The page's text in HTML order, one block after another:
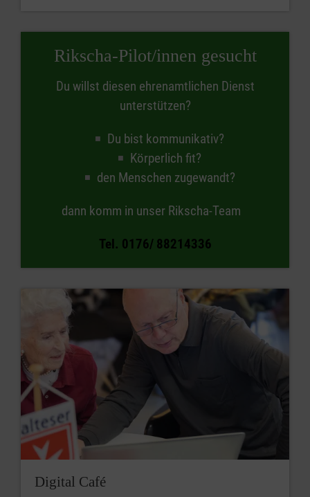
Rikscha-Pilot/innen gesucht
Du willst diesen ehrenamtlichen Dienst
unterstützen?
Du bist kommunikativ?
Körperlich fit?
den Menschen zugewandt?
dann komm in unser Rikscha-Team
Tel. 0176/ 88214336
Digital Café